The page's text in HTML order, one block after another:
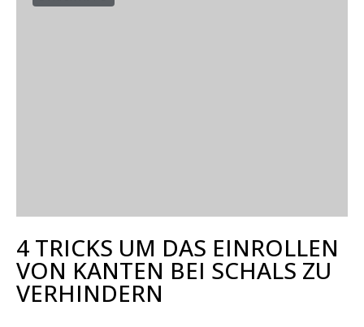
4 TRICKS UM DAS EINROLLEN
VON KANTEN BEI SCHALS ZU
VERHINDERN